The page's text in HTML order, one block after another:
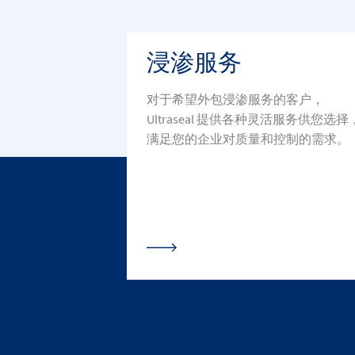
浸渗服务
对于希望外包浸渗服务的客户，
Ultraseal 提供各种灵活服务供您选择
满足您的企业对质量和控制的需求。